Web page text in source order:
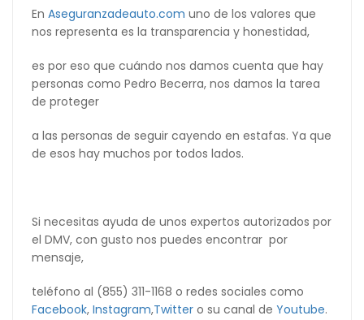
En Aseguranzadeauto.com uno de los valores que
nos representa es la transparencia y honestidad,
es por eso que cuándo nos damos cuenta que hay
personas como Pedro Becerra, nos damos la tarea
de proteger
a las personas de seguir cayendo en estafas. Ya que
de esos hay muchos por todos lados.
Si necesitas ayuda de unos expertos autorizados por
el DMV, con gusto nos puedes encontrar por
mensaje,
teléfono al (855) 311-1168 o redes sociales como
Facebook, Instagram,Twitter o su canal de Youtube.